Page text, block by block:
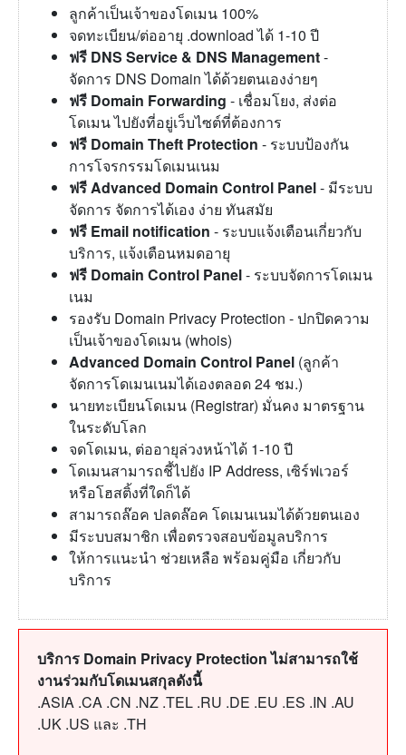
ลูกค้าเป็นเจ้าของโดเมน 100%
จดทะเบียน/ต่ออายุ .download ได้ 1-10 ปี
ฟรี DNS Service & DNS Management-
จัดการ DNS Domain ได้ด้วยตนเองง่ายๆ
ฟรี Domain Forwarding - เชื่อมโยง, ส่งต่อ
โดเมน ไปยังที่อยู่เว็บไซต์ที่ต้องการ
ฟรี Domain Theft Protection - ระบบป้องกัน
การโจรกรรมโดเมนเนม
ฟรี Advanced Domain Control Panel- มีระบบ
จัดการ จัดการได้เอง ง่าย ทันสมัย
ฟรี Email notification - ระบบแจ้งเตือนเกี่ยวกับ
บริการ, แจ้งเตือนหมดอายุ
ฟรี Domain Control Panel- ระบบจัดการโดเมน
เนม
รองรับ Domain Privacy Protection - ปกปิดความ
เป็นเจ้าของโดเมน (whois)
Advanced Domain Control Panel (ลูกค้า
จัดการโดเมนเนมได้เองตลอด 24 ชม.)
นายทะเบียนโดเมน (Registrar) มั่นคง มาตรฐาน
ในระดับโลก
จดโดเมน, ต่ออายุล่วงหน้าได้ 1-10 ปี
โดเมนสามารถชี้ไปยัง IP Address, เซิร์ฟเวอร์
หรือโฮสติ้งที่ใดก็ได้
สามารถล๊อค ปลดล๊อค โดเมนเนมได้ด้วยตนเอง
มีระบบสมาชิก เพื่อตรวจสอบข้อมูลบริการ
ให้การแนะนำ ช่วยเหลือ พร้อมคู่มือ เกี่ยวกับ
บริการ
บริการ Domain Privacy Protection ไม่สามารถใช้
งานร่วมกับโดเมนสกุลดังนี้
.ASIA .CA .CN .NZ .TEL .RU .DE .EU .ES .IN .AU
.UK .US และ .TH